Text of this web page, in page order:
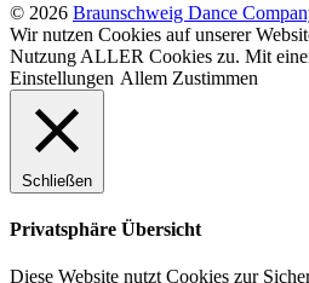
© 2026 Braunschweig Dance
Wir nutzen Cookies auf unserer
Nutzung ALLER Cookies zu. Mit
Einstellungen Allem Zustimmen
Schließen
Privatsphäre Übersicht
Diese Website nutzt Cookies zur